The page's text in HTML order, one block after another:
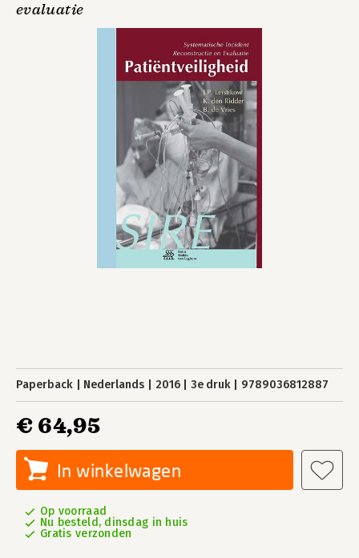
evaluatie
Paperback Nederlands 2016 3e druk 9789036812887
€ 64,95
In winkelwagen
Op voorraad
Nu besteld, dinsdag in huis
Gratis verzonden